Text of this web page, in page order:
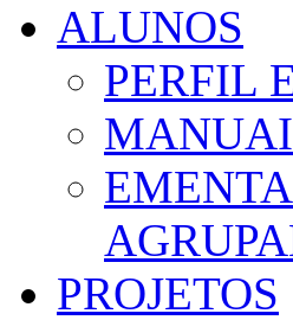
ALUNOS
PERFIL
PROJETOS